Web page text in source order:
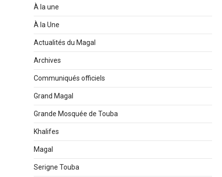
À la une
À la Une
Actualités du Magal
Archives
Communiqués officiels
Grand Magal
Grande Mosquée de Touba
Khalifes
Magal
Serigne Touba